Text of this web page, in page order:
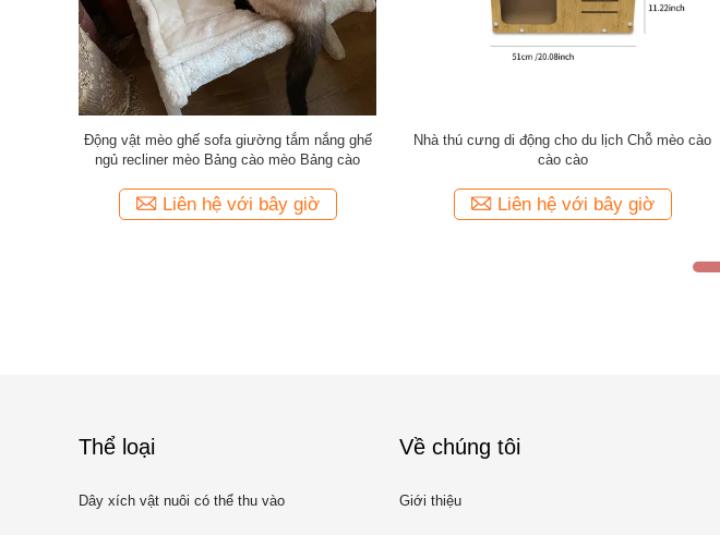
Hộp ký gửi di động bằng nhựa PP 235 Carbon
cho vật nuôi
Liên hệ với bây giờ
Khóa cửa 4 cách dành cho mèo Cánh cửa cho
cửa bên ngoài chịu thời tiết
Liên hệ với bây giờ
Thể loại
Dây xích vật nuôi có thể thu vào
Về chúng tôi
Giới thiệu